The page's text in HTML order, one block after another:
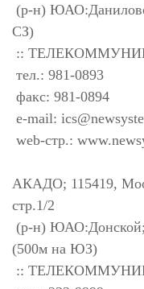
(р-н)
СЗ)
::
тел.: 981-0893
факс: 981-0894
e-mail:
web-стр.:
АКАДО; 115419,
стр.1/2
(р-н) ЮАО:Донской;
(500м на ЮЗ)
::